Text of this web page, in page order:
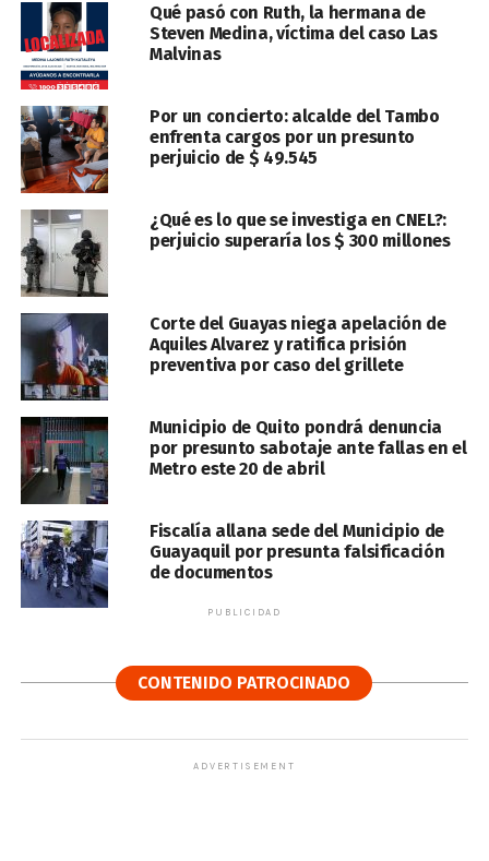
Qué pasó con Ruth, la hermana de
Steven Medina, víctima del caso Las
Malvinas
Por un concierto: alcalde del Tambo
enfrenta cargos por un presunto
perjuicio de $ 49.545
¿Qué es lo que se investiga en CNEL?:
perjuicio superaría los $ 300 millones
Corte del Guayas niega apelación de
Aquiles Alvarez y ratifica prisión
preventiva por caso del grillete
Municipio de Quito pondrá denuncia
por presunto sabotaje ante fallas en el
Metro este 20 de abril
Fiscalía allana sede del Municipio de
Guayaquil por presunta falsificación
de documentos
PUBLICIDAD
CONTENIDO PATROCINADO
ADVERTISEMENT